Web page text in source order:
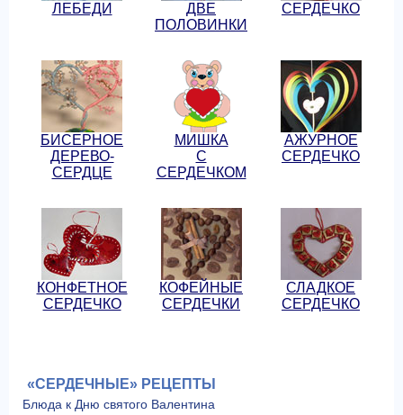
ЛЕБЕДИ
ДВЕ
ПОЛОВИНКИ
СЕРДЕЧКО
БИСЕРНОЕ
ДЕРЕВО-
СЕРДЦЕ
МИШКА
С
СЕРДЕЧКОМ
АЖУРНОЕ
СЕРДЕЧКО
КОНФЕТНОЕ
СЕРДЕЧКО
КОФЕЙНЫЕ
СЕРДЕЧКИ
СЛАДКОЕ
СЕРДЕЧКО
«СЕРДЕЧНЫЕ» РЕЦЕПТЫ
Блюда к Дню святого Валентина